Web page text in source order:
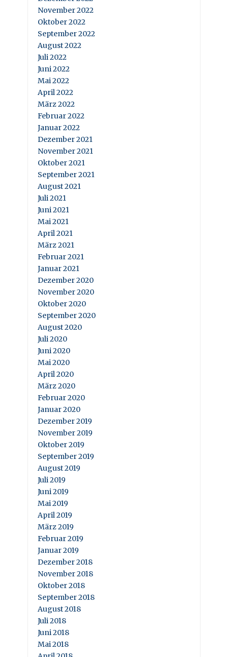
November 2022
Oktober 2022
September 2022
August 2022
Juli 2022
Juni 2022
Mai 2022
April 2022
März 2022
Februar 2022
Januar 2022
Dezember 2021
November 2021
Oktober 2021
September 2021
August 2021
Juli 2021
Juni 2021
Mai 2021
April 2021
März 2021
Februar 2021
Januar 2021
Dezember 2020
November 2020
Oktober 2020
September 2020
August 2020
Juli 2020
Juni 2020
Mai 2020
April 2020
März 2020
Februar 2020
Januar 2020
Dezember 2019
November 2019
Oktober 2019
September 2019
August 2019
Juli 2019
Juni 2019
Mai 2019
April 2019
März 2019
Februar 2019
Januar 2019
Dezember 2018
November 2018
Oktober 2018
September 2018
August 2018
Juli 2018
Juni 2018
Mai 2018